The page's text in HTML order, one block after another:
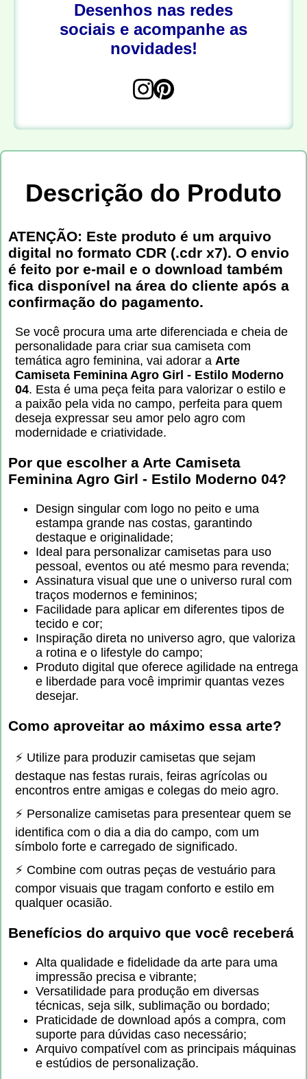
Desenhos nas redes
sociais e acompanhe as
novidades!
Descrição do Produto
ATENÇÃO: Este produto é um arquivo
digital no formato CDR (.cdr x7). O envio
é feito por e-mail e o download também
fica disponível na área do cliente após a
confirmação do pagamento.
Se você procura uma arte diferenciada e cheia de
personalidade para criar sua camiseta com
temática agro feminina, vai adorar a Arte
Camiseta Feminina Agro Girl - Estilo Moderno
04. Esta é uma peça feita para valorizar o estilo e
a paixão pela vida no campo, perfeita para quem
deseja expressar seu amor pelo agro com
modernidade e criatividade.
Por que escolher a Arte Camiseta
Feminina Agro Girl - Estilo Moderno 04?
Design singular com logo no peito e uma
estampa grande nas costas, garantindo
destaque e originalidade;
Ideal para personalizar camisetas para uso
pessoal, eventos ou até mesmo para revenda;
Assinatura visual que une o universo rural com
traços modernos e femininos;
Facilidade para aplicar em diferentes tipos de
tecido e cor;
Inspiração direta no universo agro, que valoriza
a rotina e o lifestyle do campo;
Produto digital que oferece agilidade na entrega
e liberdade para você imprimir quantas vezes
desejar.
Como aproveitar ao máximo essa arte?
⚡ Utilize para produzir camisetas que sejam
destaque nas festas rurais, feiras agrícolas ou
encontros entre amigas e colegas do meio agro.
⚡ Personalize camisetas para presentear quem se
identifica com o dia a dia do campo, com um
símbolo forte e carregado de significado.
⚡ Combine com outras peças de vestuário para
compor visuais que tragam conforto e estilo em
qualquer ocasião.
Benefícios do arquivo que você receberá
Alta qualidade e fidelidade da arte para uma
impressão precisa e vibrante;
Versatilidade para produção em diversas
técnicas, seja silk, sublimação ou bordado;
Praticidade de download após a compra, com
suporte para dúvidas caso necessário;
Arquivo compatível com as principais máquinas
e estúdios de personalização.